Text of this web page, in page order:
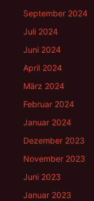
September 2024
Juli 2024
Juni 2024
April 2024
März 2024
Februar 2024
Januar 2024
Dezember 2023
November 2023
Juni 2023
Januar 2023